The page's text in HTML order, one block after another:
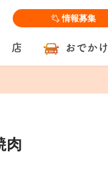
情報募集
店 おでかけ
肉